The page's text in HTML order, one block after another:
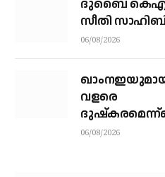
ദുബൈ
സീതി
06/08/2026
വളരെ
06/08/2026